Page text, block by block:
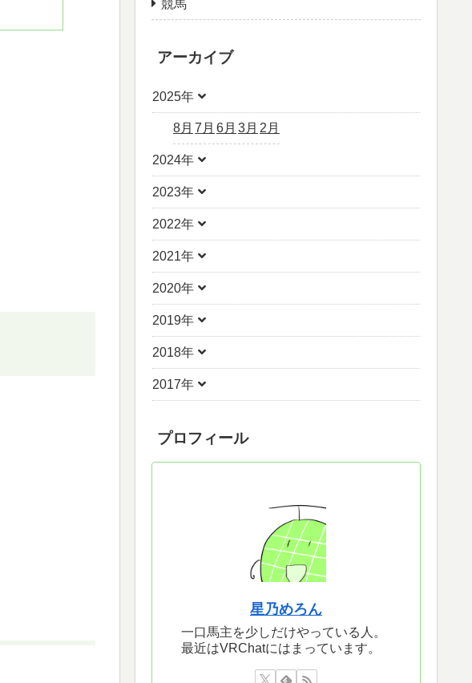
競馬
アーカイブ
2025年
8月 7月 6月 3月 2月
2024年
2023年
2022年
2021年
2020年
2019年
2018年
2017年
プロフィール
星乃めろん
一口馬主を少しだけやっている人。
最近はVRChatにはまっています。